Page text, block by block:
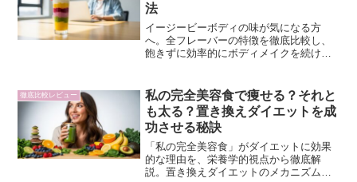
法
イージービーボディの味が気になる方
へ。全フレーバーの特徴を徹底比較し、
飽きずに効率的にボディメイクを続ける
徹底比較レビュー
私の完全美容食で痩せる？それと
も太る？置き換えダイエットを成
功させる秘訣
「私の完全美容食」がダイエットに効果
的な理由を、栄養学的視点から徹底解
説。置き換えダイエットのメカニズム